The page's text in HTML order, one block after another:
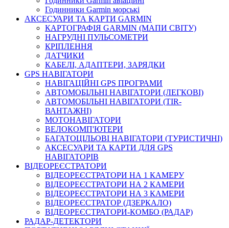
Годинники Garmin морські
АКСЕСУАРИ ТА КАРТИ GARMIN
КАРТОГРАФІЯ GARMIN (МАПИ СВІТУ)
НАГРУДНІ ПУЛЬСОМЕТРИ
КРІПЛЕННЯ
ДАТЧИКИ
КАБЕЛІ, АДАПТЕРИ, ЗАРЯДКИ
GPS НАВІГАТОРИ
НАВІГАЦІЙНІ GPS ПРОГРАМИ
АВТОМОБІЛЬНІ НАВІГАТОРИ (ЛЕГКОВІ)
АВТОМОБІЛЬНІ НАВІГАТОРИ (TIR-
ВАНТАЖНІ)
МОТОНАВІГАТОРИ
ВЕЛОКОМП'ЮТЕРИ
БАГАТОЦІЛЬОВІ НАВІГАТОРИ (ТУРИСТИЧНІ)
АКСЕСУАРИ ТА КАРТИ ДЛЯ GPS
НАВІГАТОРІВ
ВІДЕОРЕЄСТРАТОРИ
ВІДЕОРЕЄСТРАТОРИ НА 1 КАМЕРУ
ВІДЕОРЕЄСТРАТОРИ НА 2 КАМЕРИ
ВІДЕОРЕЄСТРАТОРИ НА 3 КАМЕРИ
ВІДЕОРЕЄСТРАТОР (ДЗЕРКАЛО)
ВІДЕОРЕЄСТРАТОРИ-КОМБО (РАДАР)
РАДАР-ДЕТЕКТОРИ